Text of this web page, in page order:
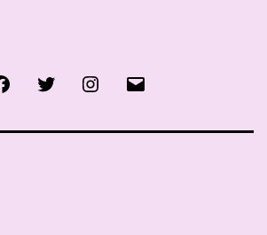
FacebookTwitter Instagram